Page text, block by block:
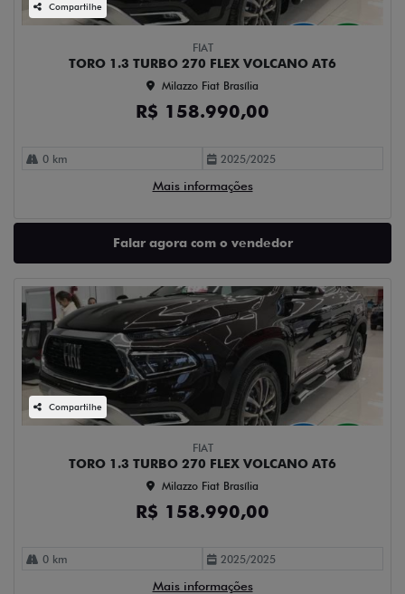
Compartilhe
FIAT
TORO 1.3 TURBO 270 FLEX VOLCANO AT6
Milazzo Fiat Brasília
R$ 158.990,00
0 km 2025/2025
Mais informações
Falar agora com o vendedor
Compartilhe
FIAT
TORO 1.3 TURBO 270 FLEX VOLCANO AT6
Milazzo Fiat Brasília
R$ 158.990,00
0 km 2025/2025
Mais informações